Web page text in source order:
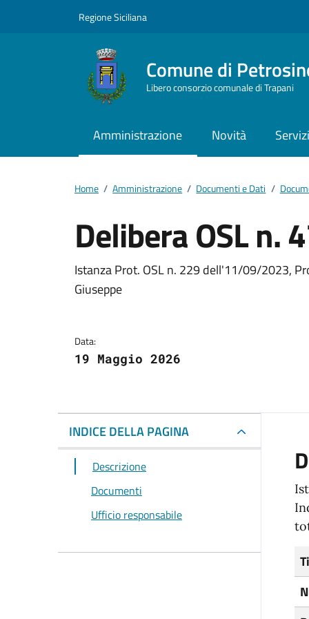
Regione Siciliana
Comune di
Libero consorzio comunale di Trapani
Amministrazione Novità Servizi
Home / Amministrazione / Documenti e Dati /
Delibera OSL n.
Dettagli del
Istanza Prot. OSL n. 229 dell'11/09/2023,
Giuseppe
Data:
19 Maggio 2026
INDICE DELLA PAGINA
Descrizione
Documenti
Ufficio responsabile